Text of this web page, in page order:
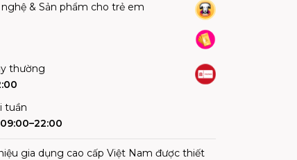
& Sản phẩm cho trẻ em
thường
tuần
gia dụng cao cấp Việt Nam được thiết